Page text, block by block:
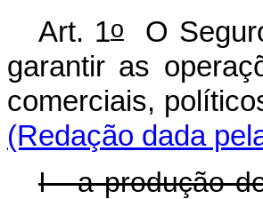
Art. 1oO
garantir as
comerciais,
(Redação dada
I - a produção